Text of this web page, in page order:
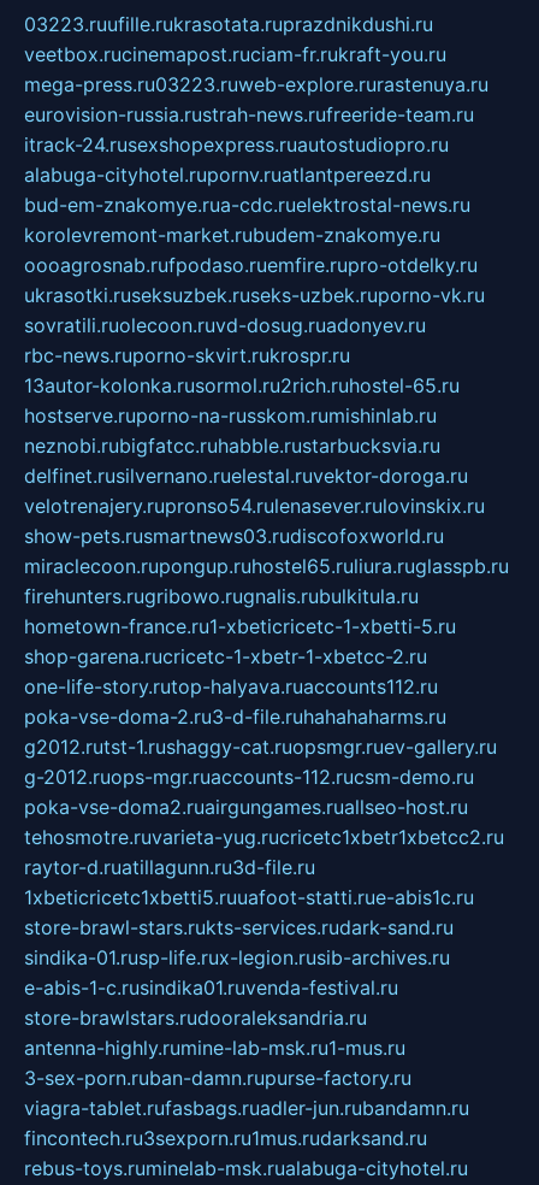
03223.ruufille.rukrasotata.ruprazdnikdushi.ru
veetbox.rucinemapost.ruciam-fr.rukraft-you.ru
mega-press.ru03223.ruweb-explore.rurastenuya.ru
eurovision-russia.rustrah-news.rufreeride-team.ru
itrack-24.rusexshopexpress.ruautostudiopro.ru
alabuga-cityhotel.rupornv.ruatlantpereezd.ru
bud-em-znakomye.rua-cdc.ruelektrostal-news.ru
korolevremont-market.rubudem-znakomye.ru
oooagrosnab.rufpodaso.ruemfire.rupro-otdelky.ru
ukrasotki.ruseksuzbek.ruseks-uzbek.ruporno-vk.ru
sovratili.ruolecoon.ruvd-dosug.ruadonyev.ru
rbc-news.ruporno-skvirt.rukrospr.ru
13autor-kolonka.rusormol.ru2rich.ruhostel-65.ru
hostserve.ruporno-na-russkom.rumishinlab.ru
neznobi.rubigfatcc.ruhabble.rustarbucksvia.ru
delfinet.rusilvernano.ruelestal.ruvektor-doroga.ru
velotrenajery.rupronso54.rulenasever.rulovinskix.ru
show-pets.rusmartnews03.rudiscofoxworld.ru
miraclecoon.rupongup.ruhostel65.ruliura.ruglasspb.ru
firehunters.rugribowo.rugnalis.rubulkitula.ru
hometown-france.ru1-xbeticricetc-1-xbetti-5.ru
shop-garena.rucricetc-1-xbetr-1-xbetcc-2.ru
one-life-story.rutop-halyava.ruaccounts112.ru
poka-vse-doma-2.ru3-d-file.ruhahahaharms.ru
g2012.rutst-1.rushaggy-cat.ruopsmgr.ruev-gallery.ru
g-2012.ruops-mgr.ruaccounts-112.rucsm-demo.ru
poka-vse-doma2.ruairgungames.ruallseo-host.ru
tehosmotre.ruvarieta-yug.rucricetc1xbetr1xbetcc2.ru
raytor-d.ruatillagunn.ru3d-file.ru
1xbeticricetc1xbetti5.ruuafoot-statti.rue-abis1c.ru
store-brawl-stars.rukts-services.rudark-sand.ru
sindika-01.rusp-life.rux-legion.rusib-archives.ru
e-abis-1-c.rusindika01.ruvenda-festival.ru
store-brawlstars.rudooraleksandria.ru
antenna-highly.rumine-lab-msk.ru1-mus.ru
3-sex-porn.ruban-damn.rupurse-factory.ru
viagra-tablet.rufasbags.ruadler-jun.rubandamn.ru
fincontech.ru3sexporn.ru1mus.rudarksand.ru
rebus-toys.ruminelab-msk.rualabuga-cityhotel.ru